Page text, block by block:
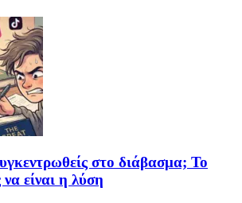
στο διάβασμα; Το
είναι η λύση